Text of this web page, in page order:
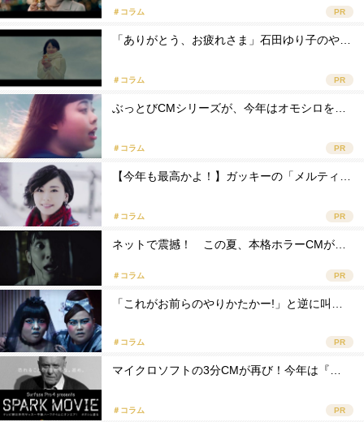
＃コラム PR
「ありがとう、お疲れさま」石田ゆり子のや…
＃コラム PR
ぶっとびCMシリーズが、今年はオモシロを…
＃コラム PR
【今年も最高かよ！】ガッキーの「メルティ…
＃コラム PR
ネットで震撼！ この夏、本格ホラーCMが…
＃コラム PR
「これがお前らのやりかたかー!」と逆に叫…
＃コラム PR
マイクロソフトの3分CMが再び！今年は『…
＃コラム PR